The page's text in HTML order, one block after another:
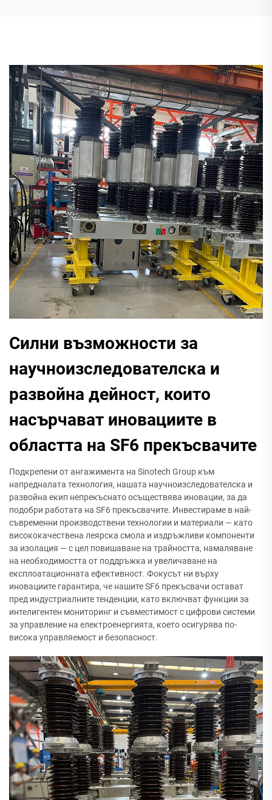
Силни възможности за
научноизследователска и
развойна дейност, които
насърчават иновациите в
областта на SF6 прекъсвачите
Подкрепени от ангажимента на Sinotech Group към
напредналата технология, нашата научноизследователска и
развойна екип непрекъснато осъществява иновации, за да
подобри работата на SF6 прекъсвачите. Инвестираме в най-
съвременни производствени технологии и материали — като
висококачествена леярска смола и издръжливи компоненти
за изолация — с цел повишаване на трайността, намаляване
на необходимостта от поддръжка и увеличаване на
експлоатационната ефективност. Фокусът ни върху
иновациите гарантира, че нашите SF6 прекъсвачи остават
пред индустриалните тенденции, като включват функции за
интелигентен мониторинг и съвместимост с цифрови системи
за управление на електроенергията, което осигурява по-
висока управляемост и безопасност.